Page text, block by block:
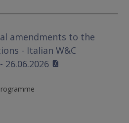
amendments to the
- Italian W&C
26.06.2026